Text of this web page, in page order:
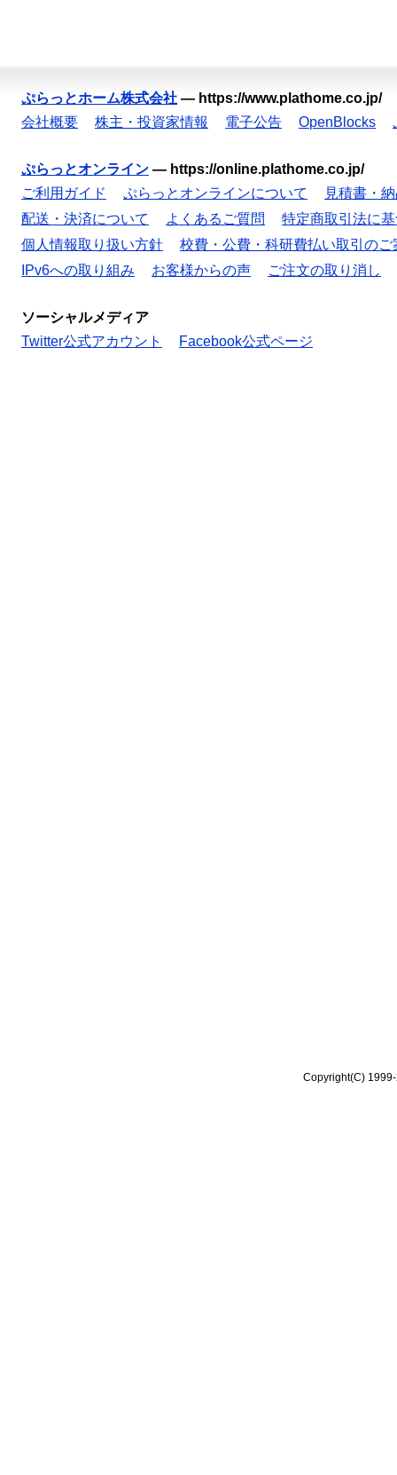
ぷらっとホーム株式会社 — https://www.plathome.co.jp/
会社概要
株主・投資家情報 電子公告 OpenBlocks
ぷらっとオンライン — https://online.plathome.co.jp/
ご利用ガイド
ぷらっとオンラインについて
見積書・
配送・決済について
よくあるご質問
特定商取引法に
個人情報取り扱い方針
校費・公費・科研費払い取引のご
IPv6への取り組み
お客様からの声 ご注文の取り消し
ソーシャルメディア
Twitter公式アカウント
Facebook公式ページ
Copyright(C)